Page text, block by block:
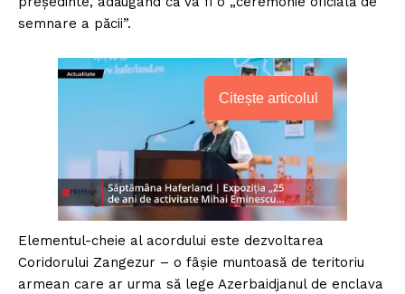
semnare a păcii”.
Citește articolul
Elementul-cheie al acordului este dezvoltarea
Coridorului Zangezur – o fâșie muntoasă de teritoriu
armean care ar urma să lege Azerbaidjanul de enclava